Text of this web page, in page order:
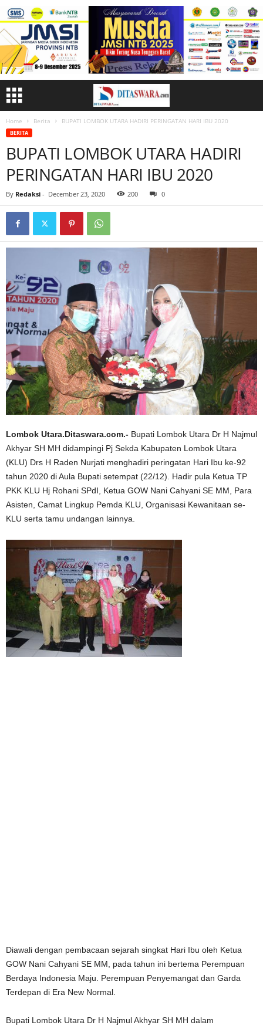
Home Berita BUPATI LOMBOK UTARA HADIRI PERINGATAN HARI IBU 2020
BERITA
BUPATI LOMBOK UTARA HADIRI
PERINGATAN HARI IBU 2020
By Redaksi - December 23, 2020 200 0
Lombok Utara.Ditaswara.com.- Bupati Lombok Utara Dr H Najmul
Akhyar SH MH didampingi Pj Sekda Kabupaten Lombok Utara
(KLU) Drs H Raden Nurjati menghadiri peringatan Hari Ibu ke-92
tahun 2020 di Aula Bupati setempat (22/12). Hadir pula Ketua TP
PKK KLU Hj Rohani SPdI, Ketua GOW Nani Cahyani SE MM, Para
Asisten, Camat Lingkup Pemda KLU, Organisasi Kewanitaan se-
KLU serta tamu undangan lainnya.
Diawali dengan pembacaan sejarah singkat Hari Ibu oleh Ketua
GOW Nani Cahyani SE MM, pada tahun ini bertema Perempuan
Berdaya Indonesia Maju. Perempuan Penyemangat dan Garda
Terdepan di Era New Normal.
Bupati Lombok Utara Dr H Najmul Akhyar SH MH dalam